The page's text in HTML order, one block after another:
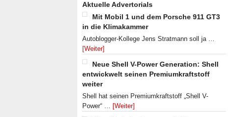
Aktuelle Advertorials
Mit Mobil 1 und dem Porsche 911 GT3
in die Klimakammer
Autoblogger-Kollege Jens Stratmann soll ja …
[Weiter]
Neue Shell V-Power Generation: Shell
entwickwelt seinen Premiumkraftstoff
weiter
Shell hat seinen Premiumkraftstoff „Shell V-
Power“ … [Weiter]